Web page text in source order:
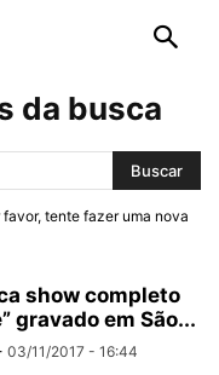
da busca
tente fazer uma nova
show completo
gravado em São...
03/11/2017 - 16:44